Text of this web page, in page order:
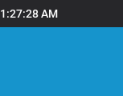
1:27:29 AM